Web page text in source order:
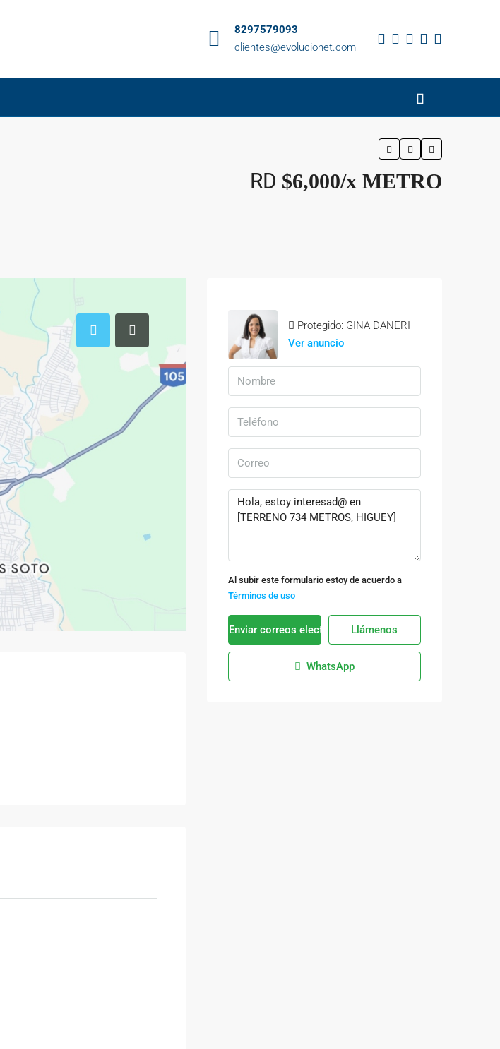
8297579093
clientes@evolucionet.com
RD $6,000/x METRO
Protegido: GINA DANERI
Ver anuncio
Al subir este formulario estoy de acuerdo a
Términos de uso
Enviar correos electrónicosLlámenos
WhatsApp